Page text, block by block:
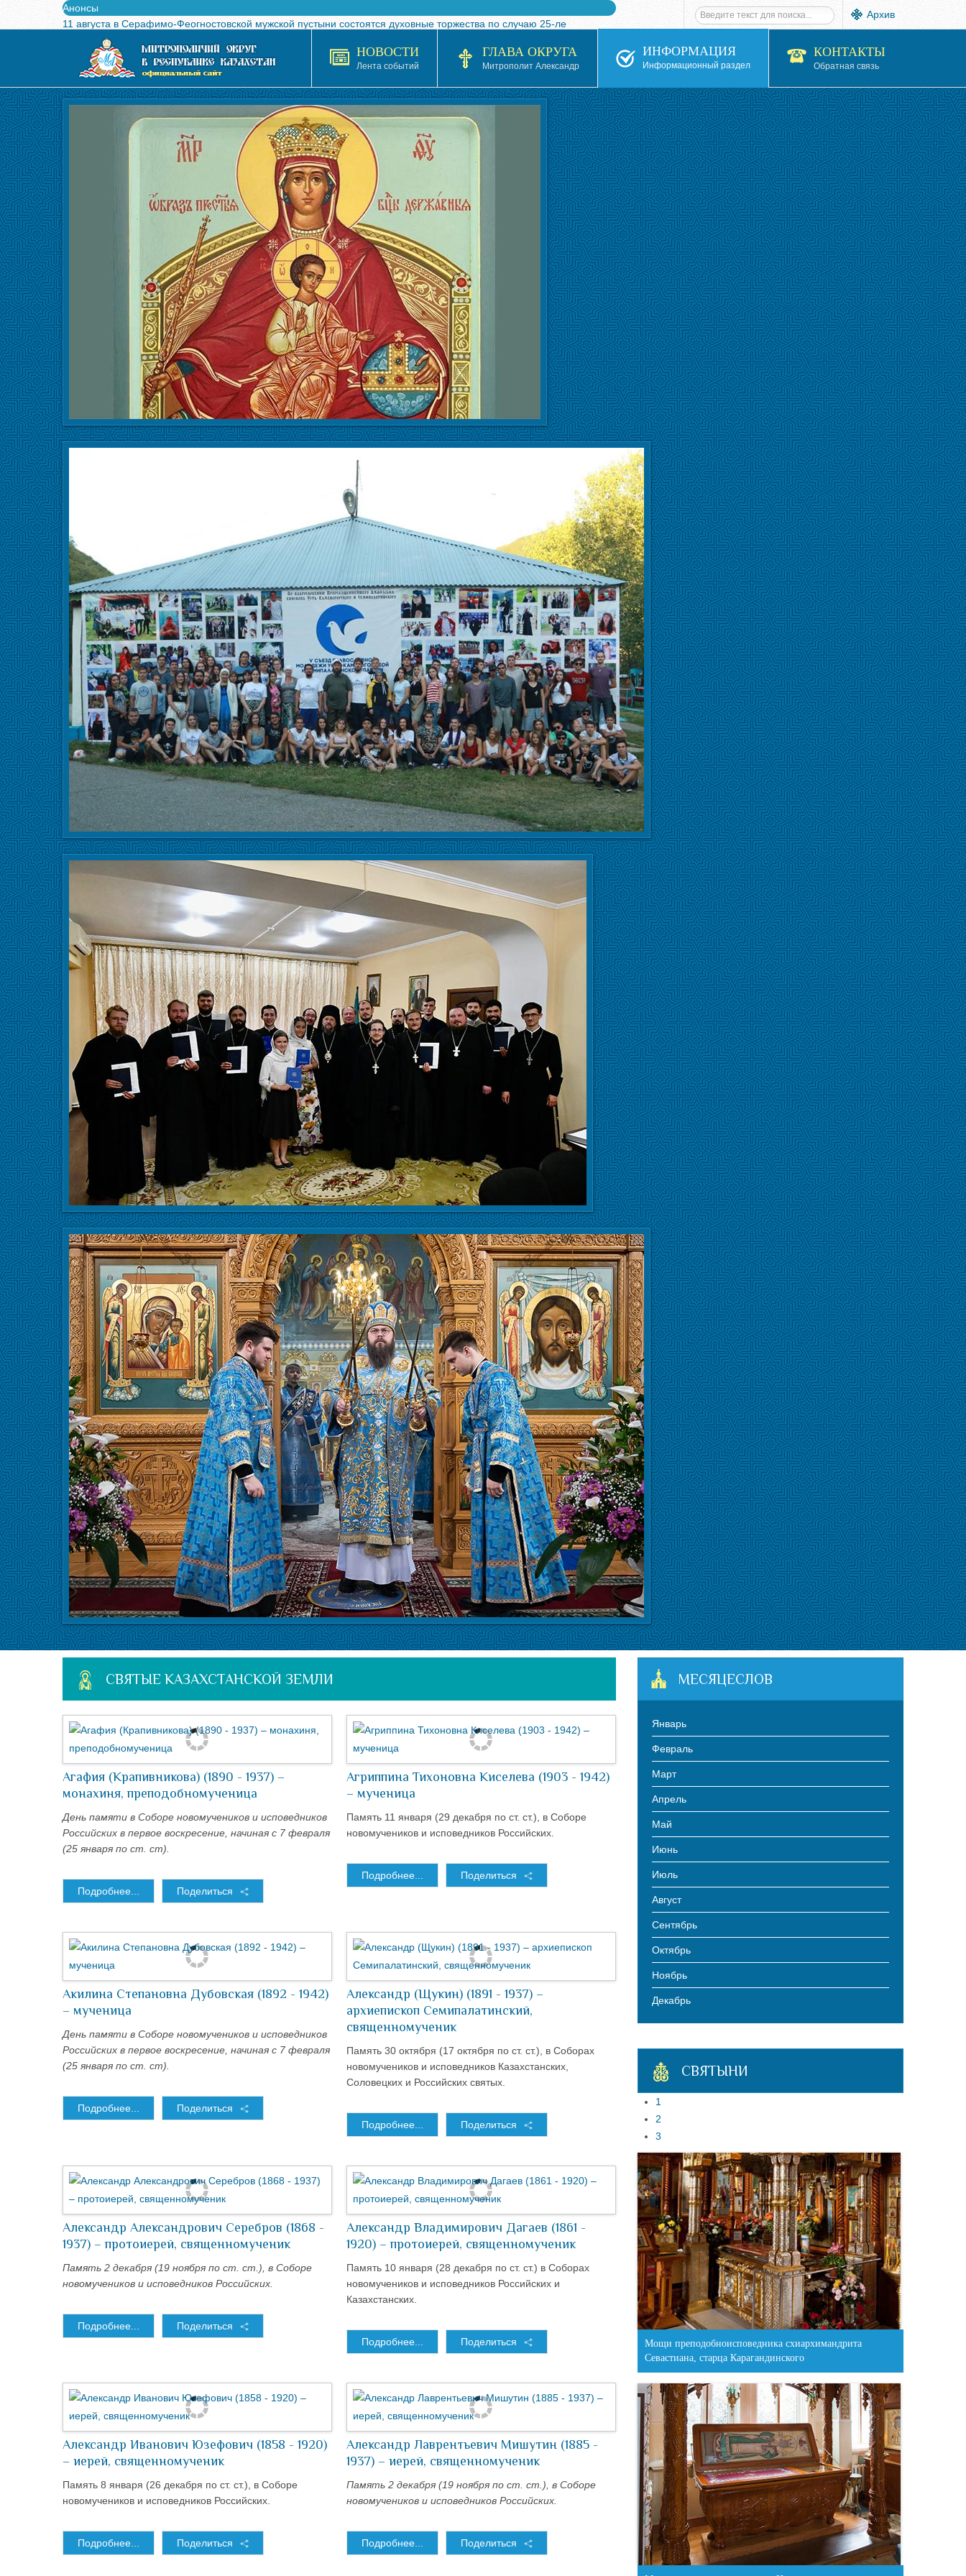
Анонсы
11 августа в Серафимо-Феогностовской мужской пустыни состоятся духовные торжества по случаю 25-ле
Выпущен в свет буклет о проведении Международного турнира по волейболу, посвященного 25-летию обр
Вышел в свет новый номер журнала «Свет Православия в Казахстане»
Вышла в свет монография «Управляющие Алма-Атинской епархией Русской Православной Церкви в 1927–19
Алма-Атинская духовная семинария объявляет прием документов на 2026-2027 учебный год
Архив
НОВОСТИ
Лента событий
ГЛАВА ОКРУГА
Митрополит Александр
ИНФОРМАЦИЯ
Информационный раздел
КОНТАКТЫ
Обратная связь
СВЯТЫЕ КАЗАХСТАНСКОЙ ЗЕМЛИ
Агафия (Крапивникова) (1890 - 1937) –
монахиня, преподобномученица
День памяти в Соборе новомучеников и исповедников
Российских в первое воскресение, начиная с 7 февраля
(25 января по ст. ст).
Подробнее... Поделиться
Агриппина Тихоновна Киселева (1903 - 1942)
– мученица
Память 11 января (29 декабря по ст. ст.), в Соборе
новомучеников и исповедников Российских.
Подробнее... Поделиться
Акилина Степановна Дубовская (1892 - 1942)
– мученица
День памяти в Соборе новомучеников и исповедников
Российских в первое воскресение, начиная с 7 февраля
(25 января по ст. ст).
Подробнее... Поделиться
Александр (Щукин) (1891 - 1937) –
архиепископ Семипалатинский,
священномученик
Память 30 октября (17 октября по ст. ст.), в Соборах
новомучеников и исповедников Казахстанских,
Соловецких и Российских святых.
Подробнее... Поделиться
Александр Александрович Серебров (1868 -
1937) – протоиерей, священномученик
Память 2 декабря (19 ноября по ст. ст.), в Соборе
новомучеников и исповедников Российских.
Подробнее... Поделиться
Александр Владимирович Дагаев (1861 -
1920) – протоиерей, священномученик
Память 10 января (28 декабря по ст. ст.) в Соборах
новомучеников и исповедников Российских и
Казахстанских.
Подробнее... Поделиться
Александр Иванович Юзефович (1858 - 1920)
– иерей, священномученик
Память 8 января (26 декабря по ст. ст.), в Соборе
новомучеников и исповедников Российских.
Подробнее... Поделиться
Александр Лаврентьевич Мишутин (1885 -
1937) – иерей, священномученик
Память 2 декабря (19 ноября по ст. ст.), в Соборе
новомучеников и исповедников Российских.
Подробнее... Поделиться
МЕСЯЦЕСЛОВ
Январь
Февраль
Март
Апрель
Май
Июнь
Июль
Август
Сентябрь
Октябрь
Ноябрь
Декабрь
СВЯТЫНИ
1
2
3
Мощи преподобноисповедника схиархимандрита
Севастиана, старца Карагандинского